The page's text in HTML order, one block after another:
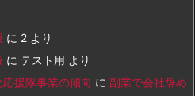
に 2 より
に テスト用 より
応援隊事業の傾向 に 副業で会社辞め